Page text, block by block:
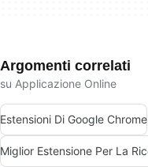
Argomenti correlati
su Applicazione Online
Estensioni Di Google Chrome